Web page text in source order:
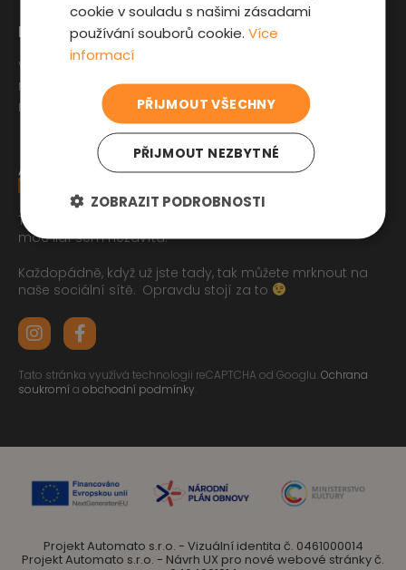
Tak jste se pročetli až sem dolu jo? To zasluhuje respekt,
moc lidí sem nezavítá.
Každopádně, když už jste tady, tak můžete mrknout na
naše sociální sítě. Opravdu stojí za to
Tato stránka využívá technologii reCAPTCHA od Googlu.Ochrana
soukromía obchodní podmínky.
Pro zákazníky
Výběr auta
Fyzická kontrola auta
Prověrka historie
Zajímavosti
Kupní smlouva na auto
Jak registrovat auto
Sleva pro IZS
Projekt Automato s.r.o. - Vizuální identita č. 0461000014
Projekt Automato s.r.o. - Návrh UX pro nové webové stránky č.
cookie v souladu s našimi zásadami
používání souborů cookie.Více
informací
PŘIJMOUT VŠECHNY
PŘIJMOUT NEZBYTNÉ
ZOBRAZIT PODROBNOSTI